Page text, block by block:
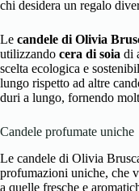
chi desidera un regalo
Le candele di Olivia
utilizzando cera di soia di
scelta ecologica e
lungo rispetto ad altre
duri a lungo, fornendo
Candele profumate uniche
Le candele di Olivia
profumazioni uniche, che
a quelle fresche e